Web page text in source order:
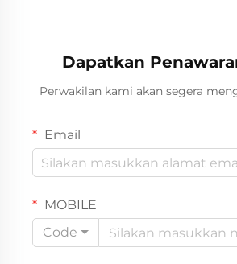
Dapatkan
Perwakilan kami akan segera
Email
MOBILE
Code